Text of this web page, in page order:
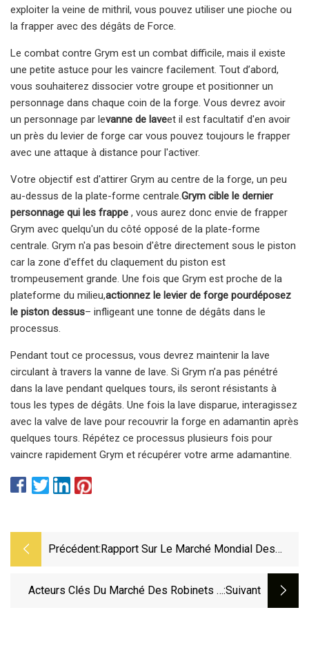
exploiter la veine de mithril, vous pouvez utiliser une pioche ou
la frapper avec des dégâts de Force.
Le combat contre Grym est un combat difficile, mais il existe
une petite astuce pour les vaincre facilement. Tout d’abord,
vous souhaiterez dissocier votre groupe et positionner un
personnage dans chaque coin de la forge. Vous devrez avoir
un personnage par levanne de laveet il est facultatif d'en avoir
un près du levier de forge car vous pouvez toujours le frapper
avec une attaque à distance pour l'activer.
Votre objectif est d'attirer Grym au centre de la forge, un peu
au-dessus de la plate-forme centrale.Grym cible le dernier
personnage qui les frappe , vous aurez donc envie de frapper
Grym avec quelqu'un du côté opposé de la plate-forme
centrale. Grym n'a pas besoin d'être directement sous le piston
car la zone d'effet du claquement du piston est
trompeusement grande. Une fois que Grym est proche de la
plateforme du milieu,actionnez le levier de forge pourdéposez
le piston dessus– infligeant une tonne de dégâts dans le
processus.
Pendant tout ce processus, vous devrez maintenir la lave
circulant à travers la vanne de lave. Si Grym n’a pas pénétré
dans la lave pendant quelques tours, ils seront résistants à
tous les types de dégâts. Une fois la lave disparue, interagissez
avec la valve de lave pour recouvrir la forge en adamantin après
quelques tours. Répétez ce processus plusieurs fois pour
vaincre rapidement Grym et récupérer votre arme adamantine.
Précédent: Rapport Sur Le Marché Mondial Des
Acteurs Clés Du Marché Des Robinets À:suivant